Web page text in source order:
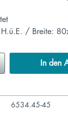
/ H.ü.E. / Breite:
In den
6534.45-45